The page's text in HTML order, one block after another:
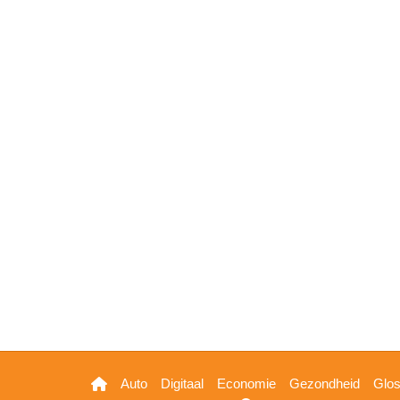
Hoofdnavigatie
Auto Digitaal Economie Gezondheid